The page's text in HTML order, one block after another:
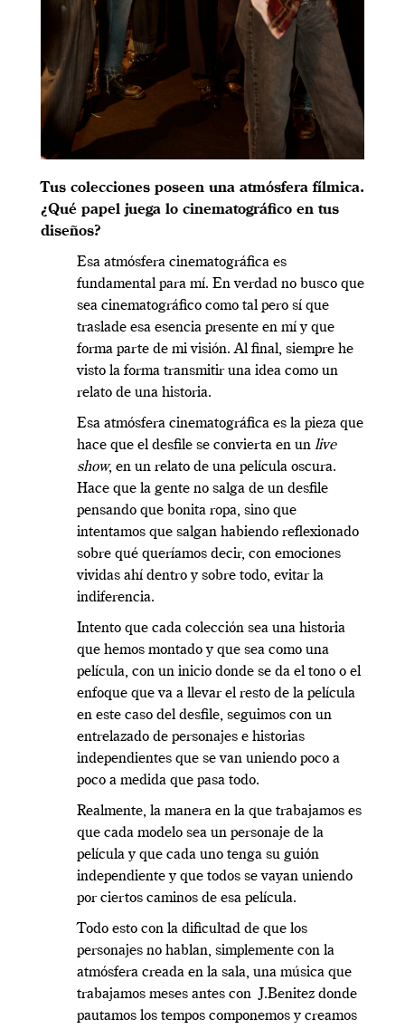
Tus colecciones poseen una atmósfera fílmica.
¿Qué papel juega lo cinematográfico en tus
diseños?
Esa atmósfera cinematográfica es
fundamental para mí. En verdad no busco que
sea cinematográfico como tal pero sí que
traslade esa esencia presente en mí y que
forma parte de mi visión. Al final, siempre he
visto la forma transmitir una idea como un
relato de una historia.
Esa atmósfera cinematográfica es la pieza que
hace que el desfile se convierta en un live
show, en un relato de una película oscura.
Hace que la gente no salga de un desfile
pensando que bonita ropa, sino que
intentamos que salgan habiendo reflexionado
sobre qué queríamos decir, con emociones
vividas ahí dentro y sobre todo, evitar la
indiferencia.
Intento que cada colección sea una historia
que hemos montado y que sea como una
película, con un inicio donde se da el tono o el
enfoque que va a llevar el resto de la película
en este caso del desfile, seguimos con un
entrelazado de personajes e historias
independientes que se van uniendo poco a
poco a medida que pasa todo.
Realmente, la manera en la que trabajamos es
que cada modelo sea un personaje de la
película y que cada uno tenga su guión
independiente y que todos se vayan uniendo
por ciertos caminos de esa película.
Todo esto con la dificultad de que los
personajes no hablan, simplemente con la
atmósfera creada en la sala, una música que
trabajamos meses antes con J.Benitez donde
pautamos los tempos componemos y creamos